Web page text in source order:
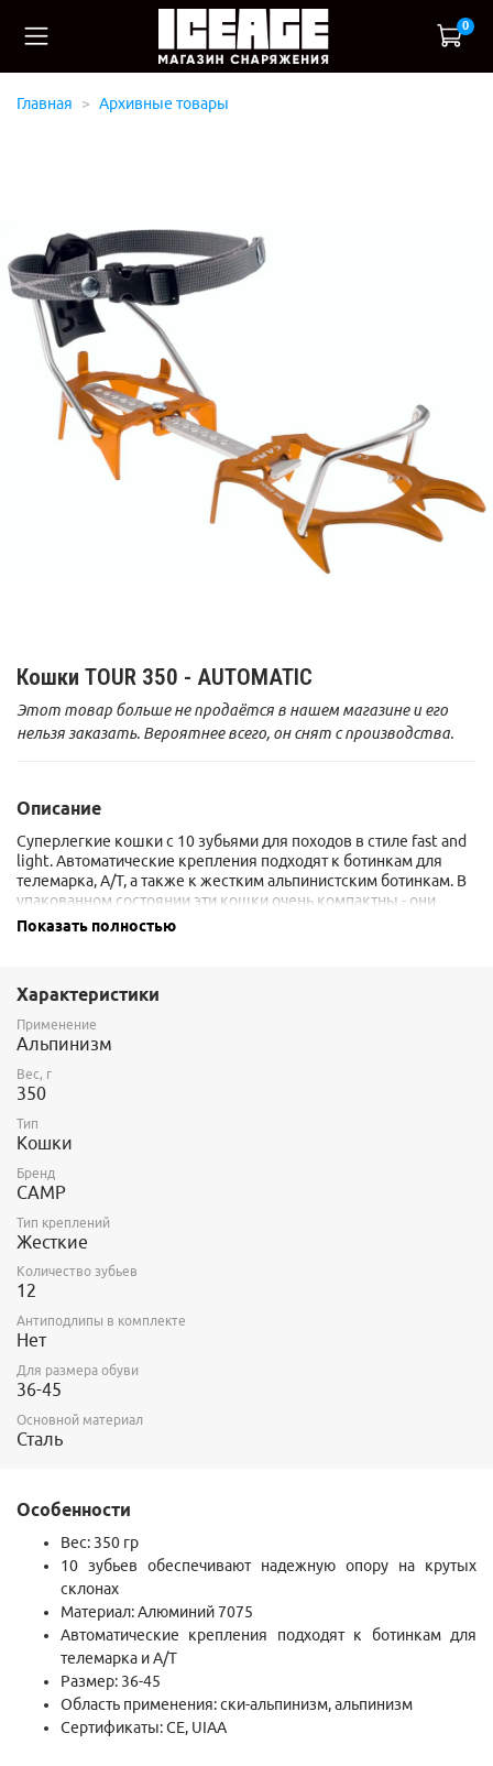
0
Главная Архивные товары
Кошки TOUR 350 - AUTOMATIC
Этот товар больше не продаётся в нашем магазине и его
нельзя заказать. Вероятнее всего, он снят с производства.
Описание
Суперлегкие кошки с 10 зубьями для походов в стиле fast and
light. Автоматические крепления подходят к ботинкам для
телемарка, A/T, а также к жестким альпинистским ботинкам. В
упакованном состоянии эти кошки очень компактны - они
занимают в 2 раза меньший объем по сравнению с другими
Заметка: в связи с увеличенным размером передней
платформы мы рекомендуем эти кошки для ботинок с
размером до 10.5 US. Если ботинки больше, то мы
Показать полностью
Характеристики
Применение
Альпинизм
Вес, г
350
Тип
Кошки
Бренд
CAMP
Тип креплений
Жесткие
Количество зубьев
12
Антиподлипы в комплекте
Нет
Для размера обуви
36-45
Основной материал
Сталь
Особенности
Вес: 350 гр
10 зубьев обеспечивают надежную опору на крутых
склонах
Материал: Алюминий 7075
Автоматические крепления подходят к ботинкам для
телемарка и A/T
Размер: 36-45
Область применения: ски-альпинизм, альпинизм
Сертификаты: CE, UIAA